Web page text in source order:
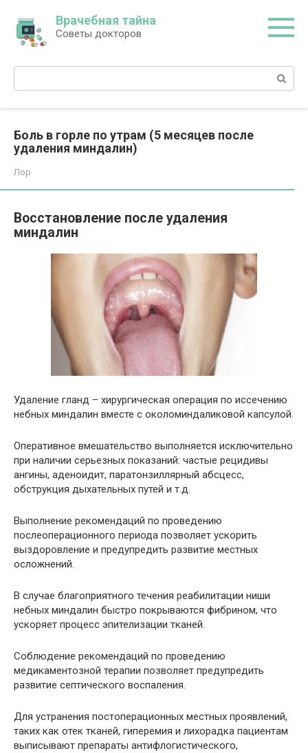
контенту
Врачебная тайна
Советы докторов
Поиск:
Боль в горле по утрам (5 месяцев после
удаления миндалин)
Лор
Восстановление после удаления
миндалин
Удаление гланд – хирургическая операция по иссечению
небных миндалин вместе с околоминдаликовой капсулой.
Оперативное вмешательство выполняется исключительно
при наличии серьезных показаний: частые рецидивы
ангины, аденоидит, паратонзиллярный абсцесс,
обструкция дыхательных путей и т.д.
Выполнение рекомендаций по проведению
послеоперационного периода позволяет ускорить
выздоровление и предупредить развитие местных
осложнений.
В случае благоприятного течения реабилитации ниши
небных миндалин быстро покрываются фибрином, что
ускоряет процесс эпителизации тканей.
Соблюдение рекомендаций по проведению
медикаментозной терапии позволяет предупредить
развитие септического воспаления.
Для устранения постоперационных местных проявлений,
таких как отек тканей, гиперемия и лихорадка пациентам
выписывают препараты антифлогистического,